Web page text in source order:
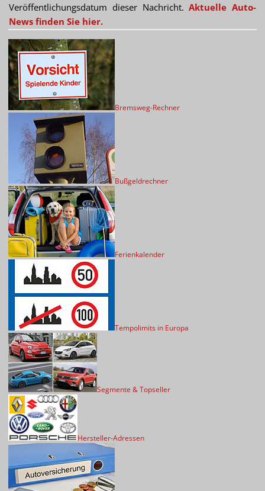
Veröffentlichungsdatum dieser Nachricht.Aktuelle Auto-
News finden Sie hier.
Bremsweg-Rechner
Bußgeldrechner
Ferienkalender
Tempolimits in Europa
Segmente & Topseller
Hersteller-Adressen